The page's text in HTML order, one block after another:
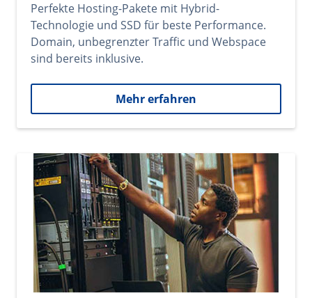
Perfekte Hosting-Pakete mit Hybrid-
Technologie und SSD für beste Performance.
Domain, unbegrenzter Traffic und Webspace
sind bereits inklusive.
Mehr erfahren